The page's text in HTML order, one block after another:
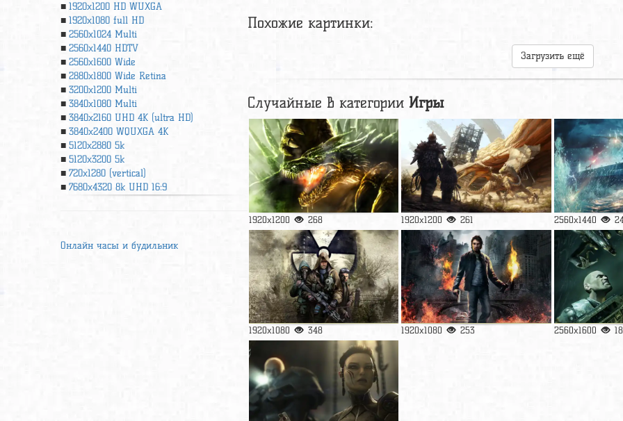
1920x1200 HD WUXGA
1920х1080 full HD
2560x1024 Multi
2560x1440 HDTV
2560x1600 Wide
2880x1800 Wide Retina
3200x1200 Multi
3840x1080 Multi
3840x2160 UHD 4К (ultra HD)
3840x2400 WQUXGA 4K
5120x2880 5k
5120x3200 5k
720x1280 (vertical)
7680x4320 8k UHD 16:9
Онлайн часы и будильник
Похожие картинки:
Загрузить ещё
Случайные в категории Игры
1920x1200 268 1920x1200 261 2560x1440
1920x1080 348 1920x1080 253 2560x1600